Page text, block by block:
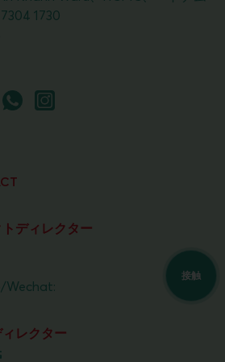
1730
ディレクター
Wechat:
レクター
接触